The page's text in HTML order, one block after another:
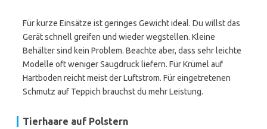
Für kurze Einsätze ist geringes Gewicht ideal. Du willst das
Gerät schnell greifen und wieder wegstellen. Kleine
Behälter sind kein Problem. Beachte aber, dass sehr leichte
Modelle oft weniger Saugdruck liefern. Für Krümel auf
Hartboden reicht meist der Luftstrom. Für eingetretenen
Schmutz auf Teppich brauchst du mehr Leistung.
Tierhaare auf Polstern